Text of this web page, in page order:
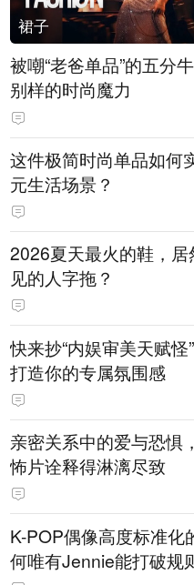
裙子
被嘲“老爸单品”的五分
别样的时尚魔力
这件极简时尚单品如何
元生活场景？
2026夏天最火的鞋，
见的人字拖？
快来抄“内娱审美天赋怪
打造你的专属氛围感
亲密关系中的爱与恐惧
怖片诠释得淋漓尽致
K-POP偶像高度标准化
何唯有Jennie能打破规